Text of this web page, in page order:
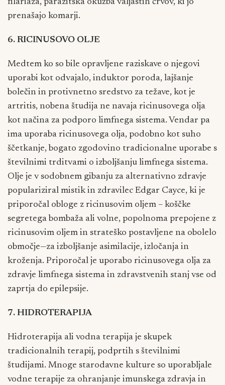
filariaza, parazitska okužba valjastih črvov, ki jo
prenašajo komarji.
6. RICINUSOVO OLJE
Medtem ko so bile opravljene raziskave o njegovi
uporabi kot odvajalo, induktor poroda, lajšanje
bolečin in protivnetno sredstvo za težave, kot je
artritis, nobena študija ne navaja ricinusovega olja
kot načina za podporo limfnega sistema. Vendar pa
ima uporaba ricinusovega olja, podobno kot suho
ščetkanje, bogato zgodovino tradicionalne uporabe s
številnimi trditvami o izboljšanju limfnega sistema.
Olje je v sodobnem gibanju za alternativno zdravje
populariziral mistik in zdravilec Edgar Cayce, ki je
priporočal obloge z ricinusovim oljem – koščke
segretega bombaža ali volne, popolnoma prepojene z
ricinusovim oljem in strateško postavljene na obolelo
območje—za izboljšanje asimilacije, izločanja in
kroženja. Priporočal je uporabo ricinusovega olja za
zdravje limfnega sistema in zdravstvenih stanj vse od
zaprtja do epilepsije.
7. HIDROTERAPIJA
Hidroterapija ali vodna terapija je skupek
tradicionalnih terapij, podprtih s številnimi
študijami. Mnoge starodavne kulture so uporabljale
vodne terapije za ohranjanje imunskega zdravja in